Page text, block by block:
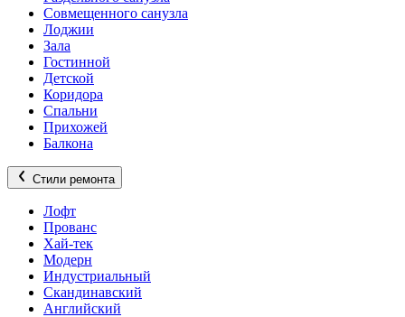
Совмещенного санузла
Лоджии
Зала
Гостинной
Детской
Коридора
Спальни
Прихожей
Балкона
Стили ремонта
Лофт
Прованс
Хай-тек
Модерн
Индустриальный
Скандинавский
Английский